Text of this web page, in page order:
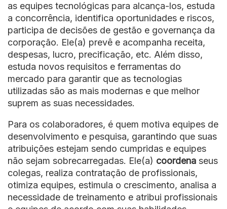
as equipes tecnológicas para alcança-los, estuda
a concorrência, identifica oportunidades e riscos,
participa de decisões de gestão e governança da
corporação. Ele(a) prevê e acompanha receita,
despesas, lucro, precificação, etc. Além disso,
estuda novos requisitos e ferramentas do
mercado para garantir que as tecnologias
utilizadas são as mais modernas e que melhor
suprem as suas necessidades.
Para os colaboradores, é quem motiva equipes de
desenvolvimento e pesquisa, garantindo que suas
atribuições estejam sendo cumpridas e equipes
não sejam sobrecarregadas. Ele(a) coordena seus
colegas, realiza contratação de profissionais,
otimiza equipes, estimula o crescimento, analisa a
necessidade de treinamento e atribui profissionais